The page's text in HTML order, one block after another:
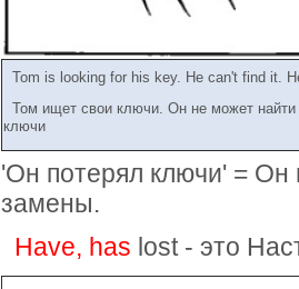
Tom is looking for his key. He can't find it.
Том ищет свои ключи. Он не может найти
ключи
'Он потерял ключи' = Он
замены.
Have, has lost - это